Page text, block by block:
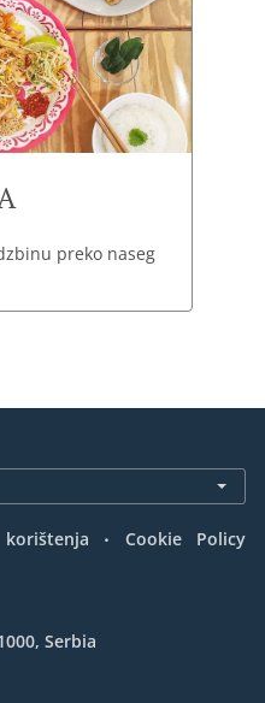
preko naseg
.
Cookie Policy
Serbia